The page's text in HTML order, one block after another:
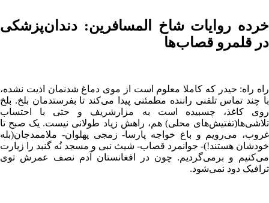
خرده روایات شاخ المسافرین: دندان‌پزشکی
در قلمرو قصاب‌ها
راه راه: حیدر که کاملا معلوم است از موی دماغ شدنمان اذیت نشده،
با چند تماس تلفنی راننده مطمئنی پیدا می‌کند تا بفرستدمان بلخ. بلخ
روی کاغذ، چسبیده است به مزارشریف و حتی با احتساب
تلاشی‌ها(تفتیش‌های محلی) هم، راهش زیاد طولانی نیست. یک صبح تا
غروب، می‌رویم و باغ خواجه پارسا- زمجی پهلوان- ملاممدجان(بله
خودشان هستند!)- جوانمرد قصاب- شیث نبی و مسجد نُه گنبد را زیارت
می‌کنیم و برمی‌گردیم. چون در افغانستان آدم نصف عمرش توی
ترافیک دود نمی‌شود.